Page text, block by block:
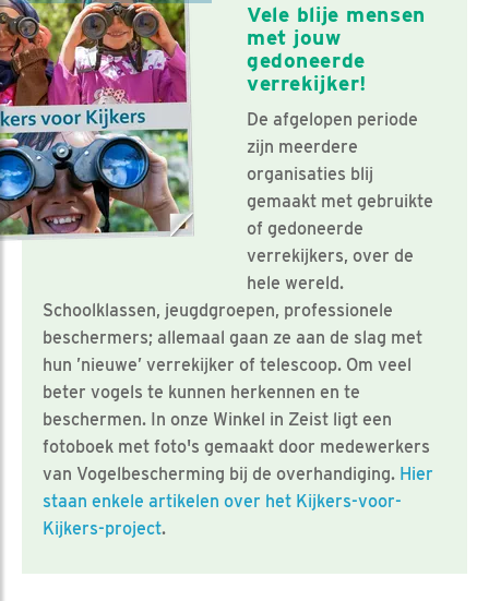
Vele blije mensen
met jouw
gedoneerde
verrekijker!
De afgelopen periode
zijn meerdere
organisaties blij
gemaakt met gebruikte
of gedoneerde
verrekijkers, over de
hele wereld.
Schoolklassen, jeugdgroepen, professionele
beschermers; allemaal gaan ze aan de slag met
hun ’nieuwe’ verrekijker of telescoop. Om veel
beter vogels te kunnen herkennen en te
beschermen. In onze Winkel in Zeist ligt een
fotoboek met foto's gemaakt door medewerkers
van Vogelbescherming bij de overhandiging. Hier
staan enkele artikelen over het Kijkers-voor-
Kijkers-project.